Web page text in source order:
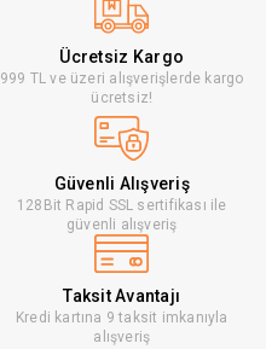
Ücretsiz Kargo
999 TL ve üzeri alışverişlerde kargo
ücretsiz!
Güvenli Alışveriş
128Bit Rapid SSL sertifikası ile
güvenli alışveriş
Taksit Avantajı
Kredi kartına 9 taksit imkanıyla
alışveriş